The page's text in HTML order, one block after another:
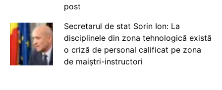
post
Secretarul de stat Sorin Ion: La
disciplinele din zona tehnologică există
o criză de personal calificat pe zona
de maiștri-instructori